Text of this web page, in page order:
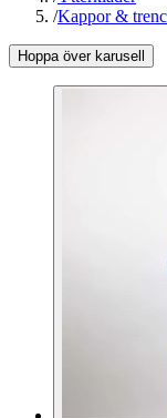
/Kappor &
Hoppa över karusell